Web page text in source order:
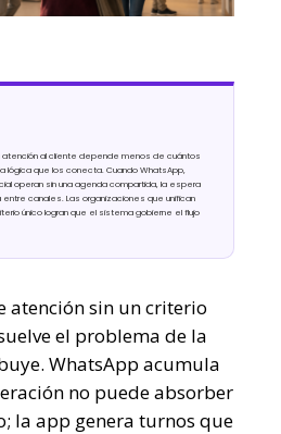
al cliente depende menos de cuántos
lógica que los conecta. Cuando WhatsApp,
operan sin una agenda compartida, la espera
canales. Las organizaciones que unifican
único logran que el sistema gobierne el flujo
atención sin un criterio
el problema de la
WhatsApp acumula
no puede absorber
la app genera turnos que